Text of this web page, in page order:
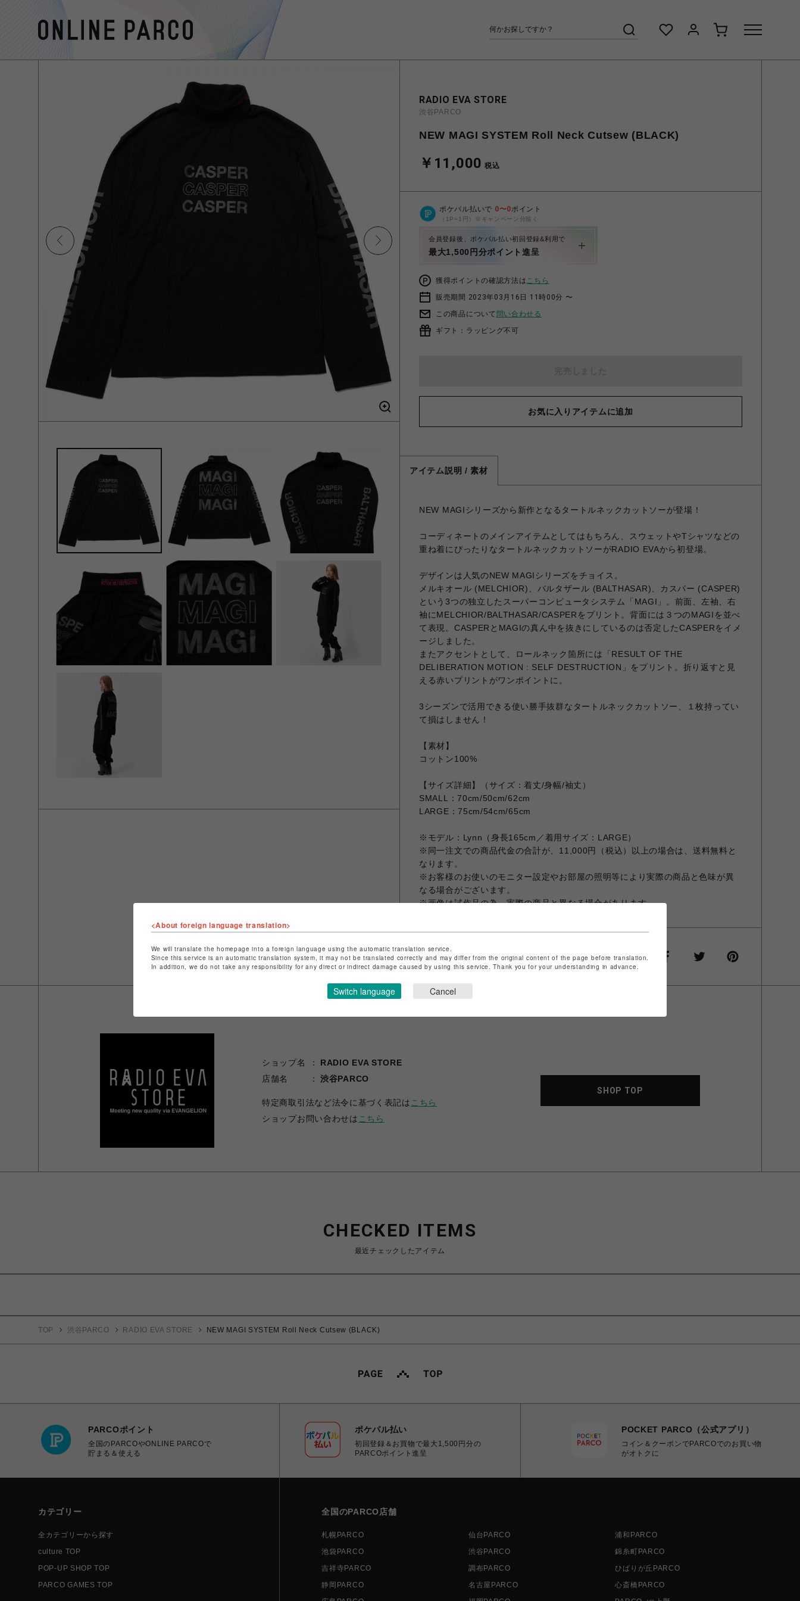
RADIO EVA STORE
渋谷PARCO
NEW MAGI SYSTEM Roll Neck Cutsew (BLACK)
￥11,000 税込
ポケパル払いで 0〜0ポイント
（1P=1円）※キャンペーン分除く
会員登録後、ポケパル払い初回登録&利用で
最大1,500円分ポイント進呈
獲得ポイントの確認方法はこちら
販売期間 2023年03月16日 11時00分 〜
この商品について 問い合わせる
ギフト：ラッピング不可
お気に入りアイテムに追加
アイテム説明 / 素材
NEW MAGIシリーズから新作となるタートルネックカットソーが登場！
コーディネートのメインアイテムとしてはもちろん、スウェットやTシャツなどの
重ね着にぴったりなタートルネックカットソーがRADIO EVAから初登場。
デザインは人気のNEW MAGIシリーズをチョイス。
メルキオール (MELCHIOR)、バルタザール (BALTHASAR)、カスパー (CASPER)
という3つの独立したスーパーコンピュータシステム「MAGI」。前面、左袖、右
袖にMELCHIOR/BALTHASAR/CASPERをプリント。背面には３つのMAGIを並べ
て表現。CASPERとMAGIの真ん中を抜きにしているのは否定したCASPERをイメ
ージしました。
またアクセントとして、ロールネック箇所には「RESULT OF THE
DELIBERATION MOTION : SELF DESTRUCTION」をプリント。折り返すと見
える赤いプリントがワンポイントに。
3シーズンで活用できる使い勝手抜群なタートルネックカットソー、１枚持ってい
て損はしません！
【素材】
コットン100%
【サイズ詳細】（サイズ：着丈/身幅/袖丈）
SMALL：70cm/50cm/62cm
LARGE：75cm/54cm/65cm
※モデル：Lynn（身長165cm／着用サイズ：LARGE）
※同一注文での商品代金の合計が、11,000円（税込）以上の場合は、送料無料と
なります。
※お客様のお使いのモニター設定やお部屋の照明等により実際の商品と色味が異
なる場合がございます。
※画像は試作品の為、実際の商品と異なる場合があります。
シェアする
ショップ名
RADIO EVA STORE
店舗名
渋谷PARCO
特定商取引法など法令に基づく表記は こちら
ショップお問い合わせは こちら
SHOP TOP
CHECKED ITEMS
最近チェックしたアイテム
TOP 渋谷PARCO RADIO EVA STORE NEW MAGI SYSTEM Roll Neck Cutsew (BLACK)
PARCOポイント
全国のPARCOやONLINE PARCOで
貯まる＆使える
ポケパル払い
初回登録＆お買物で最大1,500円分の
PARCOポイント進呈
POCKET PARCO（公式アプリ）
コイン＆クーポンでPARCOでのお買い物
がオトクに
カテゴリー
全カテゴリーから探す
culture TOP
POP-UP SHOP TOP
PARCO GAMES TOP
全国のPARCO店舗
札幌PARCO 仙台PARCO
浦和PARCO
池袋PARCO
渋谷PARCO
錦糸町PARCO
吉祥寺PARCO
調布PARCO
ひばりが丘PARCO
静岡PARCO
名古屋PARCO
心斎橋PARCO
<About foreign language translation>
We will translate the homepage into a foreign language using the automatic translation service.
Since this service is an automatic translation system, it may not be translated correctly and may differ from the original content of the page before translation.
In addition, we do not take any responsibility for any direct or indirect damage caused by using this service. Thank you for your understanding in advance.
Switch language Cancel